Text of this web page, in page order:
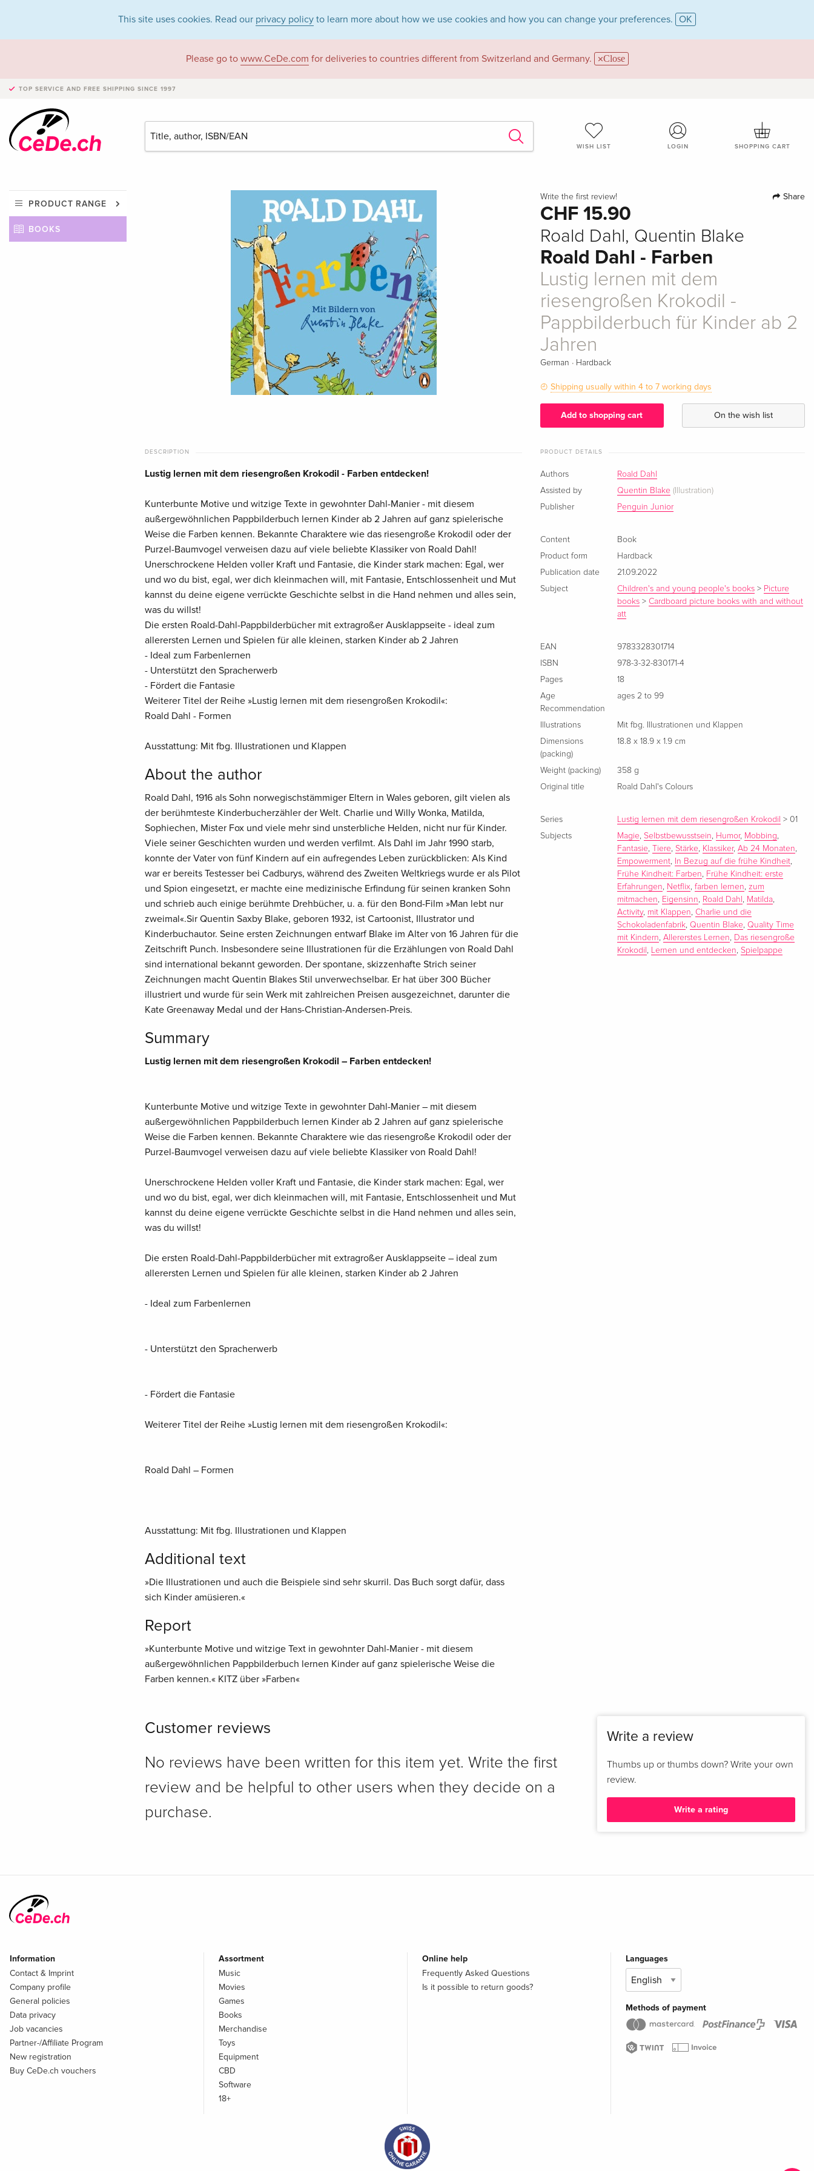
This site uses cookies. Read our privacy policy to learn more about how we use cookies and how you can change your preferences. OK
Please go to www.CeDe.com for deliveries to countries different from Switzerland and Germany. Close
TOP SERVICE AND FREE SHIPPING SINCE 1997
WISH LIST LOGIN SHOPPING CART
PRODUCT RANGE
BOOKS
Write the first review! Share
CHF 15.90
Roald Dahl, Quentin Blake
Roald Dahl - Farben
Lustig lernen mit dem
riesengroßen Krokodil -
Pappbilderbuch für Kinder ab 2
Jahren
German · Hardback
Shipping usually within 4 to 7 working days
Add to shopping cart On the wish list
DESCRIPTION
Lustig lernen mit dem riesengroßen Krokodil - Farben entdecken!
Kunterbunte Motive und witzige Texte in gewohnter Dahl-Manier - mit diesem
außergewöhnlichen Pappbilderbuch lernen Kinder ab 2 Jahren auf ganz spielerische
Weise die Farben kennen. Bekannte Charaktere wie das riesengroße Krokodil oder der
Purzel-Baumvogel verweisen dazu auf viele beliebte Klassiker von Roald Dahl!
Unerschrockene Helden voller Kraft und Fantasie, die Kinder stark machen: Egal, wer
und wo du bist, egal, wer dich kleinmachen will, mit Fantasie, Entschlossenheit und Mut
kannst du deine eigene verrückte Geschichte selbst in die Hand nehmen und alles sein,
was du willst!
Die ersten Roald-Dahl-Pappbilderbücher mit extragroßer Ausklappseite - ideal zum
allerersten Lernen und Spielen für alle kleinen, starken Kinder ab 2 Jahren
- Ideal zum Farbenlernen
- Unterstützt den Spracherwerb
- Fördert die Fantasie
Weiterer Titel der Reihe »Lustig lernen mit dem riesengroßen Krokodil«:
Roald Dahl - Formen
Ausstattung: Mit fbg. Illustrationen und Klappen
About the author
Roald Dahl, 1916 als Sohn norwegischstämmiger Eltern in Wales geboren, gilt vielen als
der berühmteste Kinderbucherzähler der Welt. Charlie und Willy Wonka, Matilda,
Sophiechen, Mister Fox und viele mehr sind unsterbliche Helden, nicht nur für Kinder.
Viele seiner Geschichten wurden und werden verfilmt. Als Dahl im Jahr 1990 starb,
konnte der Vater von fünf Kindern auf ein aufregendes Leben zurückblicken: Als Kind
war er bereits Testesser bei Cadburys, während des Zweiten Weltkriegs wurde er als Pilot
und Spion eingesetzt, er machte eine medizinische Erfindung für seinen kranken Sohn
und schrieb auch einige berühmte Drehbücher, u. a. für den Bond-Film »Man lebt nur
zweimal«.Sir Quentin Saxby Blake, geboren 1932, ist Cartoonist, Illustrator und
Kinderbuchautor. Seine ersten Zeichnungen entwarf Blake im Alter von 16 Jahren für die
Zeitschrift Punch. Insbesondere seine Illustrationen für die Erzählungen von Roald Dahl
sind international bekannt geworden. Der spontane, skizzenhafte Strich seiner
Zeichnungen macht Quentin Blakes Stil unverwechselbar. Er hat über 300 Bücher
illustriert und wurde für sein Werk mit zahlreichen Preisen ausgezeichnet, darunter die
Kate Greenaway Medal und der Hans-Christian-Andersen-Preis.
Summary
Lustig lernen mit dem riesengroßen Krokodil – Farben entdecken!
Kunterbunte Motive und witzige Texte in gewohnter Dahl-Manier – mit diesem
außergewöhnlichen Pappbilderbuch lernen Kinder ab 2 Jahren auf ganz spielerische
Weise die Farben kennen. Bekannte Charaktere wie das riesengroße Krokodil oder der
Purzel-Baumvogel verweisen dazu auf viele beliebte Klassiker von Roald Dahl!
Unerschrockene Helden voller Kraft und Fantasie, die Kinder stark machen: Egal, wer
und wo du bist, egal, wer dich kleinmachen will, mit Fantasie, Entschlossenheit und Mut
kannst du deine eigene verrückte Geschichte selbst in die Hand nehmen und alles sein,
was du willst!
Die ersten Roald-Dahl-Pappbilderbücher mit extragroßer Ausklappseite – ideal zum
allerersten Lernen und Spielen für alle kleinen, starken Kinder ab 2 Jahren
- Ideal zum Farbenlernen
- Unterstützt den Spracherwerb
- Fördert die Fantasie
Weiterer Titel der Reihe »Lustig lernen mit dem riesengroßen Krokodil«:
Roald Dahl – Formen
Ausstattung: Mit fbg. Illustrationen und Klappen
Additional text
»Die Illustrationen und auch die Beispiele sind sehr skurril. Das Buch sorgt dafür, dass
sich Kinder amüsieren.«
Report
»Kunterbunte Motive und witzige Text in gewohnter Dahl-Manier - mit diesem
außergewöhnlichen Pappbilderbuch lernen Kinder auf ganz spielerische Weise die
Farben kennen.« KITZ über »Farben«
PRODUCT DETAILS
Authors
Roald Dahl
Assisted by
Quentin Blake (Illustration)
Publisher
Penguin Junior
Content
Book
Product form
Hardback
Publication date
21.09.2022
Subject
Children's and young people's books > Picture
books >Cardboard picture books with and without
att
EAN
9783328301714
ISBN
978-3-32-830171-4
Pages
18
Age
Recommendation
ages 2 to 99
Illustrations
Mit fbg. Illustrationen und Klappen
Dimensions
(packing)
18.8 x 18.9 x 1.9 cm
Weight (packing)
358 g
Original title
Roald Dahl's Colours
Series Lustig lernen mit dem riesengroßen Krokodil >01
Subjects
Magie,Selbstbewusstsein, Humor, Mobbing,
Fantasie, Tiere,Stärke, Klassiker,Ab 24 Monaten,
Empowerment, In Bezug auf die frühe Kindheit,
Frühe Kindheit: Farben, Frühe Kindheit: erste
Erfahrungen, Netflix,farben lernen,zum
mitmachen, Eigensinn, Roald Dahl , Matilda,
Activity, mit Klappen,Charlie und die
Schokoladenfabrik,Quentin Blake,Quality Time
mit Kindern,Allererstes Lernen, Das riesengroße
Krokodil , Lernen und entdecken,Spielpappe
Customer reviews
No reviews have been written for this item yet. Write the first
review and be helpful to other users when they decide on a
purchase.
Write a review
Thumbs up or thumbs down? Write your own
review.
Write a rating
Information
Contact & Imprint
Company profile
General policies
Data privacy
Job vacancies
Partner-/Affiliate Program
New registration
Buy CeDe.ch vouchers
Assortment
Music
Movies
Games
Books
Merchandise
Toys
Equipment
CBD
Software
18+
Online help
Frequently Asked Questions
Is it possible to return goods?
Languages
Methods of payment